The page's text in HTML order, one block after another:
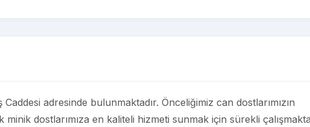
adresinde bulunmaktadır. Önceliğimiz can dostlarımızın
minik dostlarımıza en kaliteli hizmeti sunmak için sürekli